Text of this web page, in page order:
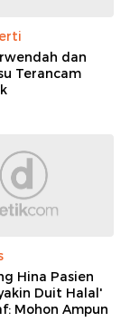
dan
Terancam
Hina Pasien
Duit Halal'
Mohon Ampun